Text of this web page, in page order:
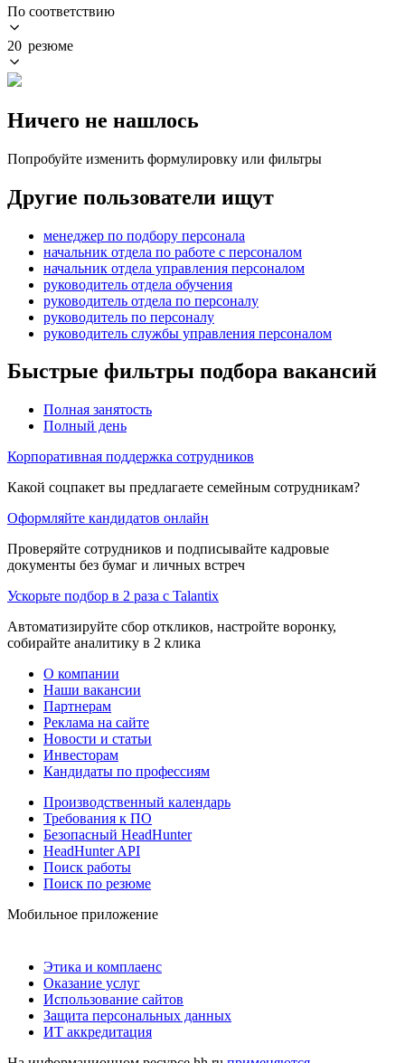
По соответствию
20 резюме
Ничего не нашлось
Попробуйте изменить формулировку или фильтры
Другие пользователи ищут
менеджер по подбору персонала
начальник отдела по работе с персоналом
начальник отдела управления персоналом
руководитель отдела обучения
руководитель отдела по персоналу
руководитель по персоналу
руководитель службы управления персоналом
Быстрые фильтры подбора вакансий
Полная занятость
Полный день
Корпоративная поддержка сотрудников
Какой соцпакет вы предлагаете семейным сотрудникам?
Оформляйте кандидатов онлайн
Проверяйте сотрудников и подписывайте кадровые
документы без бумаг и личных встреч
Ускорьте подбор в 2 раза с Talantix
Автоматизируйте сбор откликов, настройте воронку,
собирайте аналитику в 2 клика
О компании
Наши вакансии
Партнерам
Реклама на сайте
Новости и статьи
Инвесторам
Кандидаты по профессиям
Производственный календарь
Требования к ПО
Безопасный HeadHunter
HeadHunter API
Поиск работы
Поиск по резюме
Мобильное приложение
Этика и комплаенс
Оказание услуг
Использование сайтов
Защита персональных данных
ИТ аккредитация